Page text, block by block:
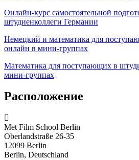
Онлайн-курс самостоятельной
штудиенколлеги Германии
Немецкий и математика для
онлайн в мини-группах
Математика для поступающих в
мини-группах
Расположение
Met Film School Berlin
Oberlandstraße 26-35
12099 Berlin
Berlin, Deutschland